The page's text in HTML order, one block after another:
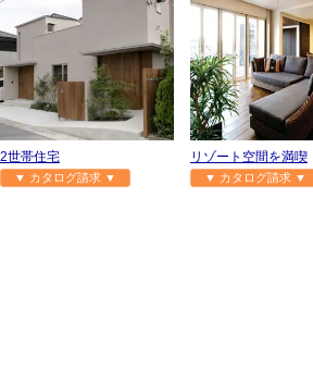
2世帯住宅
▼ カタログ請求 ▼
リゾート空間を満喫
▼ カタログ請求 ▼